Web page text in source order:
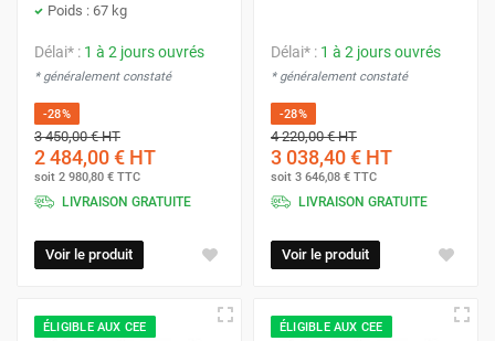
Poids : 67 kg
Délai* : 1 à 2 jours ouvrés
* généralement constaté
-28%
3 450,00 €HT
2 484,00 € HT
soit 2 980,80 € TTC
LIVRAISON GRATUITE
Voir le produit
Délai* : 1 à 2 jours ouvrés
* généralement constaté
-28%
4 220,00 €HT
3 038,40 € HT
soit 3 646,08 € TTC
LIVRAISON GRATUITE
Voir le produit
ÉLIGIBLE AUX CEE ÉLIGIBLE AUX CEE